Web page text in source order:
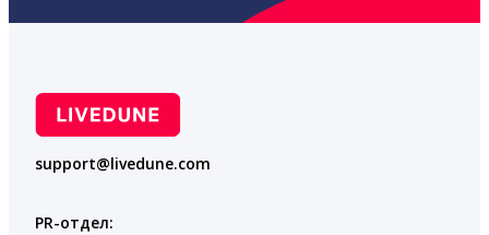
support@livedune.com
PR-отдел: